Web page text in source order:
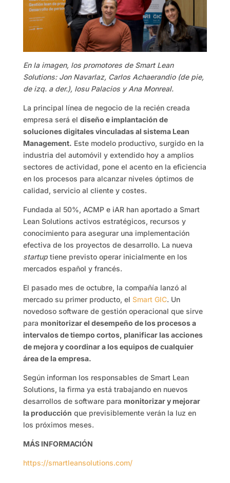
En la imagen, los promotores de Smart Lean
Solutions: Jon Navarlaz, Carlos Achaerandio (de pie,
de izq. a der.), Iosu Palacios y Ana Monreal.
La principal línea de negocio de la recién creada
empresa será el diseño e implantación de
soluciones digitales vinculadas al sistema Lean
Management. Este modelo productivo, surgido en la
industria del automóvil y extendido hoy a amplios
sectores de actividad, pone el acento en la eficiencia
en los procesos para alcanzar niveles óptimos de
calidad, servicio al cliente y costes.
Fundada al 50%, ACMP e iAR han aportado a Smart
Lean Solutions activos estratégicos, recursos y
conocimiento para asegurar una implementación
efectiva de los proyectos de desarrollo. La nueva
startuptiene previsto operar inicialmente en los
mercados español y francés.
El pasado mes de octubre, la compañía lanzó al
mercado su primer producto, el Smart GIC. Un
novedoso software de gestión operacional que sirve
para monitorizar el desempeño de los procesos a
intervalos de tiempo cortos, planificar las acciones
de mejora y coordinar a los equipos de cualquier
área de la empresa.
Según informan los responsables de Smart Lean
Solutions, la firma ya está trabajando en nuevos
desarrollos de software para monitorizar y mejorar
la producción que previsiblemente verán la luz en
los próximos meses.
MÁS INFORMACIÓN
https://smartleansolutions.com/